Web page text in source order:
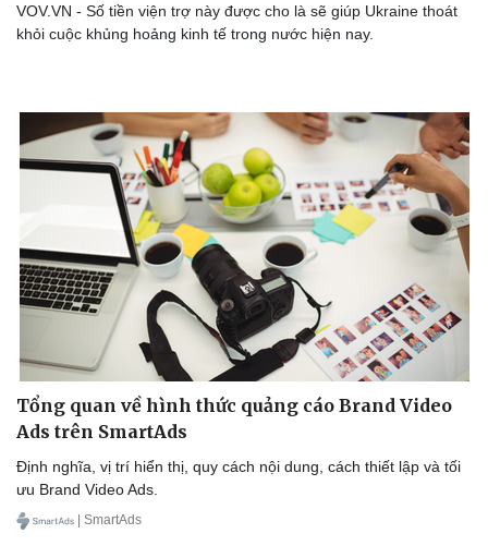
VOV.VN - Số tiền viện trợ này được cho là sẽ giúp Ukraine thoát
khỏi cuộc khủng hoảng kinh tế trong nước hiện nay.
Tổng quan về hình thức quảng cáo Brand Video
Ads trên SmartAds
Định nghĩa, vị trí hiển thị, quy cách nội dung, cách thiết lập và tối
ưu Brand Video Ads.
| SmartAds